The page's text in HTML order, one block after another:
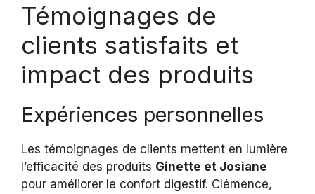
Témoignages de
clients satisfaits et
impact des produits
Expériences personnelles
Les témoignages de clients mettent en lumière
l’efficacité des produits Ginette et Josiane
pour améliorer le confort digestif. Clémence,